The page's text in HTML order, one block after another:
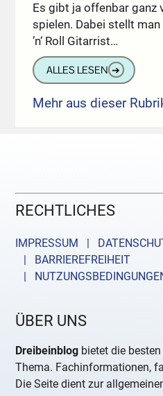
Es gibt ja offenbar ganz
spielen. Dabei stellt
’n‘ Roll Gitarrist…
ALLES LESEN ➔
Mehr aus dieser
RECHTLICHES
IMPRESSUM |
| BARRIEREFREIHEIT
|
ÜBER UNS
Dreibeinblog bietet die
Thema. Fachinformationen,
Die Seite dient zur